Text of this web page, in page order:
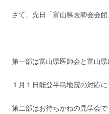
さて、先日「富山県医師会会
第一部は富山県医師会と富山
１月１日能登半島地震の対応
第二部はお待ちかねの見学会で